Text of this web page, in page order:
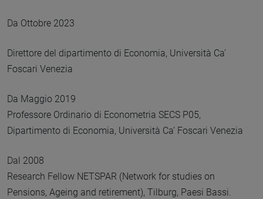
Da Ottobre 2023
Direttore del dipartimento di Economia, Università Ca'
Foscari Venezia
Da Maggio 2019
Professore Ordinario di Econometria SECS P05,
Dipartimento di Economia, Università Ca’ Foscari Venezia
Dal 2008
Research Fellow NETSPAR (Network for studies on
Pensions, Ageing and retirement), Tilburg, Paesi Bassi.